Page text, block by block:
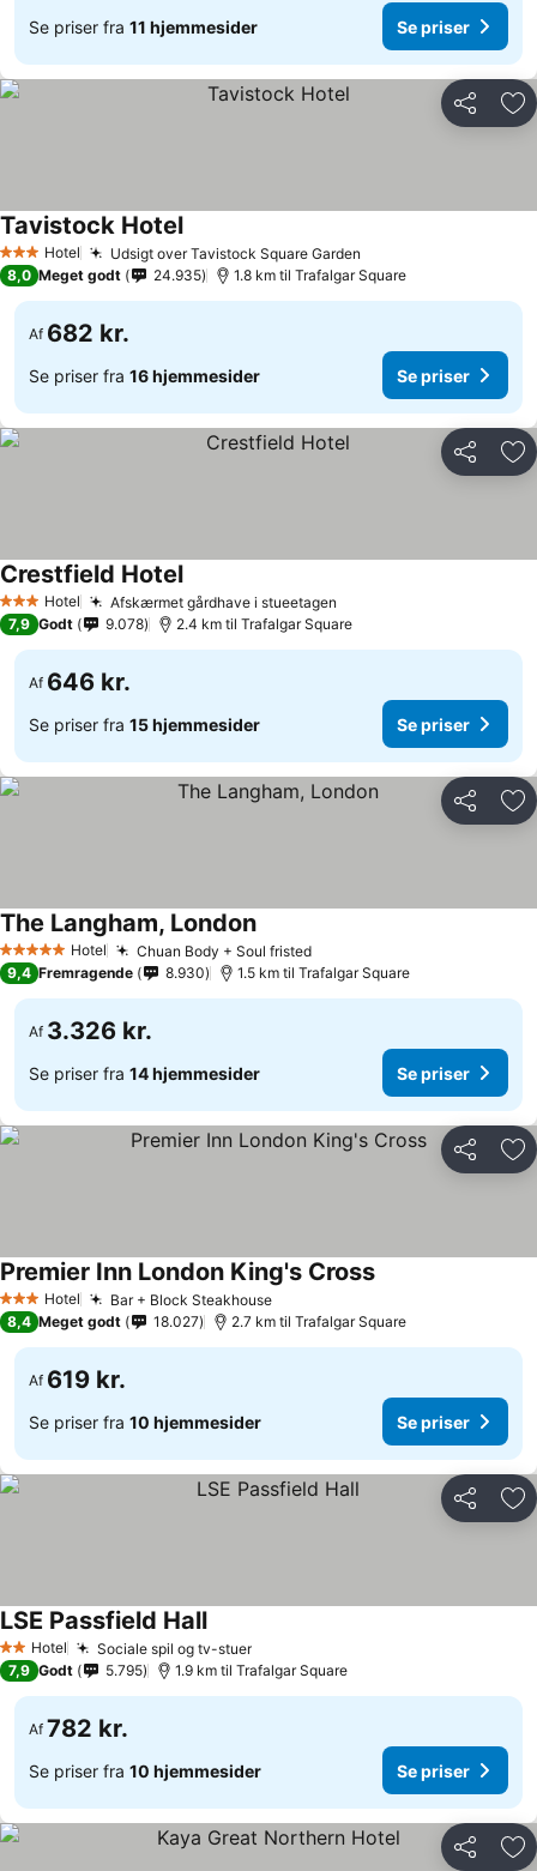
Se priser fra 11 hjemmesider Se priser
Del
3 StjernerHotel Udsigt over Tavistock Square Garden
Tavistock HotelSe priser
8,0 Meget godt 24.935 1.8 km til Trafalgar Square
Af 682 kr.
Se priser fra 16 hjemmesider Se priser
Del
3 StjernerHotel Afskærmet gårdhave i stueetagen
Crestfield HotelSe priser
7,9 Godt 9.078 2.4 km til Trafalgar Square
Af 646 kr.
Se priser fra 15 hjemmesider Se priser
Del
5 Stjerner Hotel Chuan Body + Soul fristedSe priser
The Langham, LondonSe priser
9,4 Fremragende 8.930 1.5 km til Trafalgar Square
Af 3.326 kr.
Se priser fra 14 hjemmesider Se priser
Del
3 StjernerHotel Bar + Block SteakhouseSe priser
Premier Inn London King's CrossSe priser
8,4 Meget godt 18.027 2.7 km til Trafalgar Square
Af 619 kr.
Se priser fra 10 hjemmesider Se priser
Del
2 Stjerner
Hotel Sociale spil og tv-stuerSe priser
LSE Passfield HallSe priser
7,9 Godt 5.795 1.9 km til Trafalgar Square
Af 782 kr.
Se priser fra 10 hjemmesider Se priser
Del